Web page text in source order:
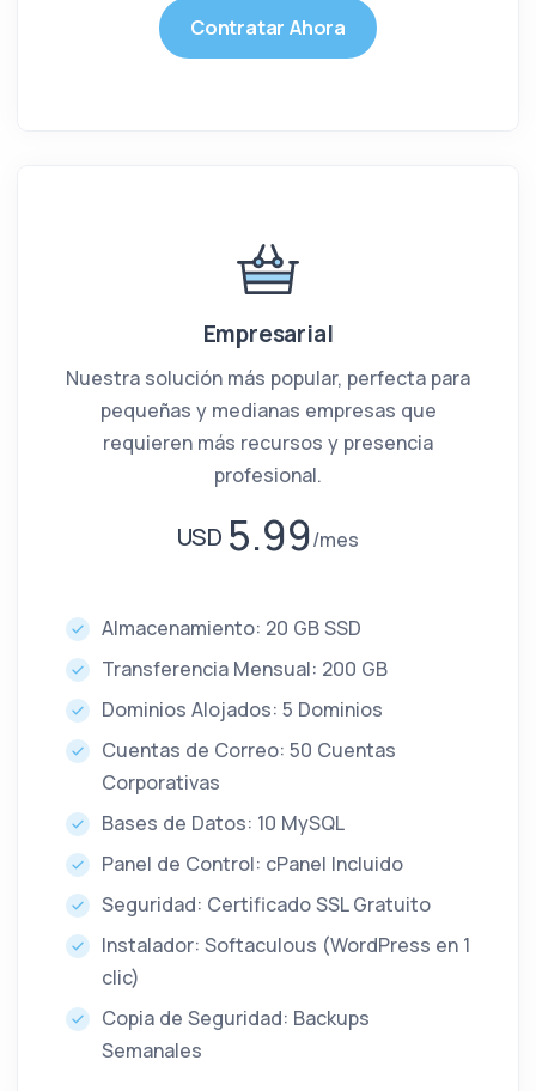
Contratar Ahora
Empresarial
Nuestra solución más popular, perfecta para
pequeñas y medianas empresas que
requieren más recursos y presencia
profesional.
USD 5.99 mes
Almacenamiento: 20 GB SSD
Transferencia Mensual: 200 GB
Dominios Alojados: 5 Dominios
Cuentas de Correo: 50 Cuentas
Corporativas
Bases de Datos: 10 MySQL
Panel de Control: cPanel Incluido
Seguridad: Certificado SSL Gratuito
Instalador: Softaculous (WordPress en 1
clic)
Copia de Seguridad: Backups
Semanales